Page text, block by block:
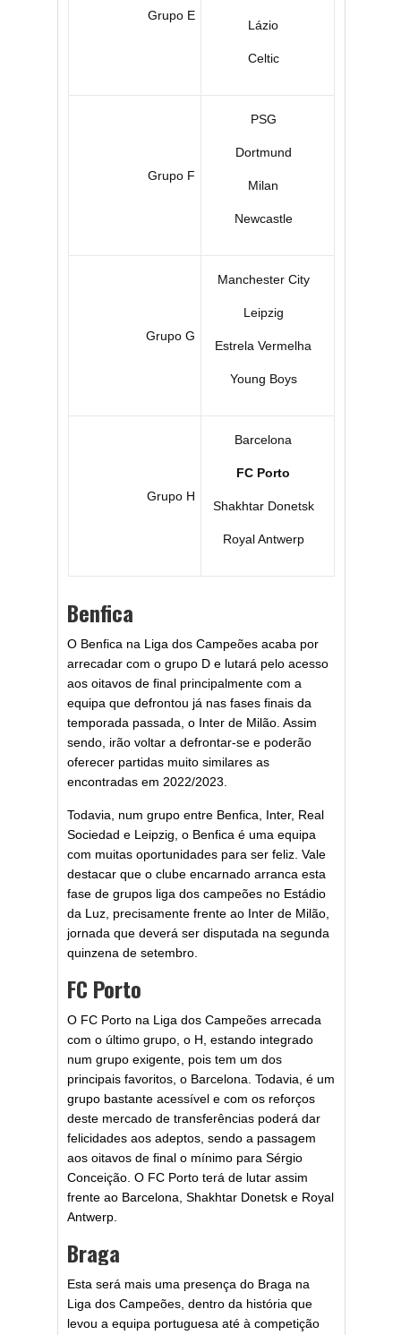
Grupo E
Lázio
Celtic
Grupo F
PSG
Dortmund
Milan
Newcastle
Grupo G
Manchester City
Leipzig
Estrela Vermelha
Young Boys
Grupo H
Barcelona
FC Porto
Shakhtar Donetsk
Royal Antwerp
Benfica
O Benfica na Liga dos Campeões acaba por
arrecadar com o grupo D e lutará pelo acesso
aos oitavos de final principalmente com a
equipa que defrontou já nas fases finais da
temporada passada, o Inter de Milão. Assim
sendo, irão voltar a defrontar-se e poderão
oferecer partidas muito similares as
encontradas em 2022/2023.
Todavia, num grupo entre Benfica, Inter, Real
Sociedad e Leipzig, o Benfica é uma equipa
com muitas oportunidades para ser feliz. Vale
destacar que o clube encarnado arranca esta
fase de grupos liga dos campeões no Estádio
da Luz, precisamente frente ao Inter de Milão,
jornada que deverá ser disputada na segunda
quinzena de setembro.
FC Porto
O FC Porto na Liga dos Campeões arrecada
com o último grupo, o H, estando integrado
num grupo exigente, pois tem um dos
principais favoritos, o Barcelona. Todavia, é um
grupo bastante acessível e com os reforços
deste mercado de transferências poderá dar
felicidades aos adeptos, sendo a passagem
aos oitavos de final o mínimo para Sérgio
Conceição. O FC Porto terá de lutar assim
frente ao Barcelona, Shakhtar Donetsk e Royal
Antwerp.
Braga
Esta será mais uma presença do Braga na
Liga dos Campeões, dentro da história que
levou a equipa portuguesa até à competição